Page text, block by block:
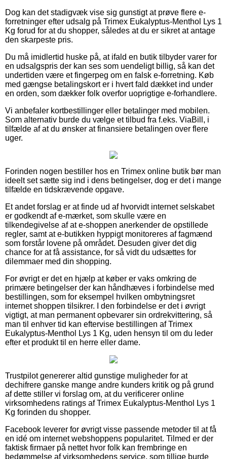
Dog kan det stadigvæk vise sig gunstigt at prøve flere e-
forretninger efter udsalg på Trimex Eukalyptus-Menthol Lys 1
Kg forud for at du shopper, således at du er sikret at antage
den skarpeste pris.
Du må imidlertid huske på, at ifald en butik tilbyder varer for
en udsalgspris der kan ses som uendeligt billig, så kan det
undertiden være et fingerpeg om en falsk e-forretning. Køb
med gængse betalingskort er i hvert fald dækket ind under
en orden, som dækker folk overfor uoprigtige e-forhandlere.
Vi anbefaler kortbestillinger eller betalinger med mobilen.
Som alternativ burde du vælge et tilbud fra f.eks. ViaBill, i
tilfælde af at du ønsker at finansiere betalingen over flere
uger.
Forinden nogen bestiller hos en Trimex online butik bør man
ideelt set sætte sig ind i dens betingelser, dog er det i mange
tilfælde en tidskrævende opgave.
Et andet forslag er at finde ud af hvorvidt internet selskabet
er godkendt af e-mærket, som skulle være en
tilkendegivelse af at e-shoppen anerkender de opstillede
regler, samt at e-butikken hyppigt monitoreres af fagmænd
som forstår lovene på området. Desuden giver det dig
chance for at få assistance, for så vidt du udsættes for
dilemmaer med din shopping.
For øvrigt er det en hjælp at køber er vaks omkring de
primære betingelser der kan håndhæves i forbindelse med
bestillingen, som for eksempel hvilken ombytningsret
internet shoppen tilsikrer. I den forbindelse er det i øvrigt
vigtigt, at man permanent opbevarer sin ordrekvittering, så
man til enhver tid kan eftervise bestillingen af Trimex
Eukalyptus-Menthol Lys 1 Kg, uden hensyn til om du leder
efter et produkt til en herre eller dame.
Trustpilot genererer altid gunstige muligheder for at
dechifrere ganske mange andre kunders kritik og på grund
af dette stiller vi forslag om, at du verificerer online
virksomhedens ratings af Trimex Eukalyptus-Menthol Lys 1
Kg forinden du shopper.
Facebook leverer for øvrigt visse passende metoder til at få
en idé om internet webshoppens popularitet. Tilmed er der
faktisk firmaer på nettet hvor folk kan frembringe en
bedømmelse af virksomhedens service, som tillige burde